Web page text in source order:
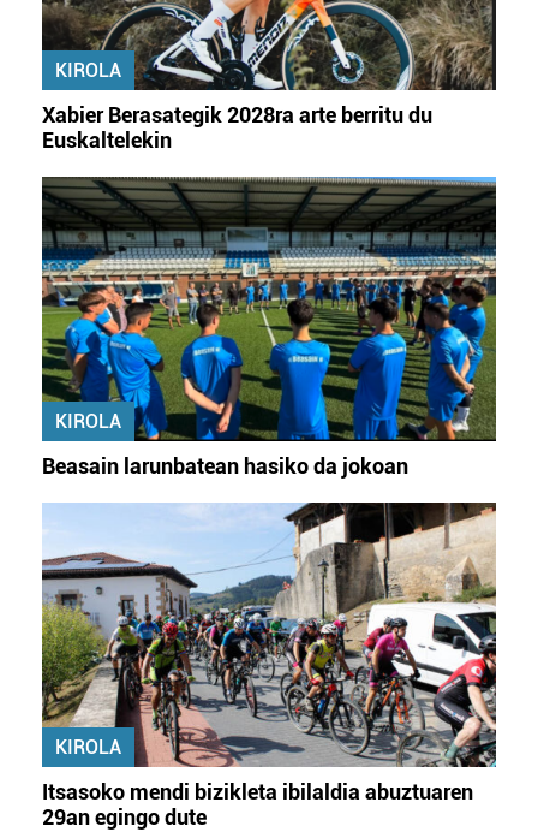
KIROLA
Xabier Berasategik 2028ra arte berritu du
Euskaltelekin
KIROLA
Beasain larunbatean hasiko da jokoan
KIROLA
Itsasoko mendi bizikleta ibilaldia abuztuaren
29an egingo dute